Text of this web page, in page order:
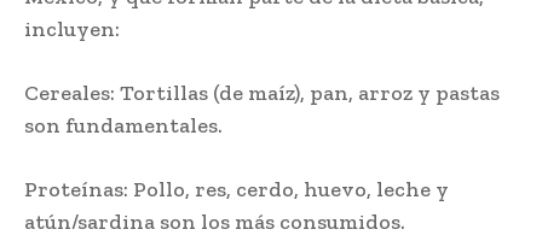
incluyen:
Cereales: Tortillas (de maíz), pan, arroz y pastas
son fundamentales.
Proteínas: Pollo, res, cerdo, huevo, leche y
atún/sardina son los más consumidos.